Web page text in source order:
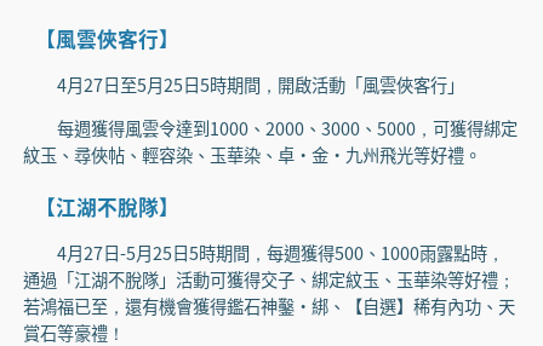
【風雲俠客行】
4月27日至5月25日5時期間，開啟活動「風雲俠客行」
每週獲得風雲令達到1000、2000、3000、5000，可獲得綁定
紋玉、尋俠帖、輕容染、玉華染、卓·金·九州飛光等好禮。
【江湖不脫隊】
4月27日-5月25日5時期間，每週獲得500、1000雨露點時，
通過「江湖不脫隊」活動可獲得交子、綁定紋玉、玉華染等好禮；
若鴻福已至，還有機會獲得鑑石神鑿·綁、【自選】稀有內功、天
賞石等豪禮！